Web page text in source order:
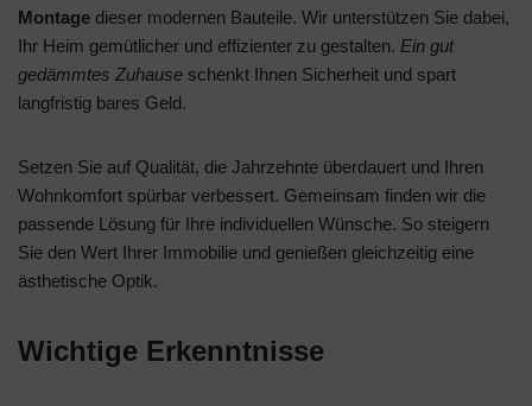
Montage dieser modernen Bauteile. Wir unterstützen Sie dabei,
Ihr Heim gemütlicher und effizienter zu gestalten. Ein gut
gedämmtes Zuhause schenkt Ihnen Sicherheit und spart
langfristig bares Geld.
Setzen Sie auf Qualität, die Jahrzehnte überdauert und Ihren
Wohnkomfort spürbar verbessert. Gemeinsam finden wir die
passende Lösung für Ihre individuellen Wünsche. So steigern
Sie den Wert Ihrer Immobilie und genießen gleichzeitig eine
ästhetische Optik.
Wichtige Erkenntnisse